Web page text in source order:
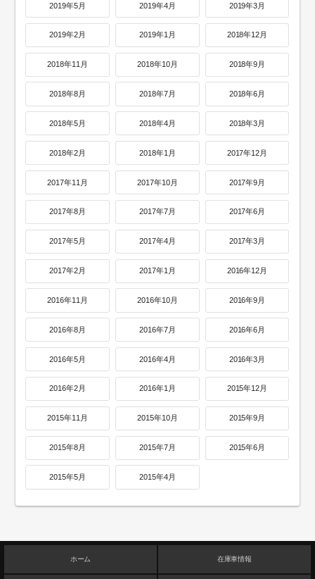
2019年5月 2019年4月 2019年3月
2019年2月 2019年1月 2018年12月
2018年11月 2018年10月 2018年9月
2018年8月 2018年7月 2018年6月
2018年5月 2018年4月 2018年3月
2018年2月 2018年1月 2017年12月
2017年11月 2017年10月 2017年9月
2017年8月 2017年7月 2017年6月
2017年5月 2017年4月 2017年3月
2017年2月 2017年1月 2016年12月
2016年11月 2016年10月 2016年9月
2016年8月 2016年7月 2016年6月
2016年5月 2016年4月 2016年3月
2016年2月 2016年1月 2015年12月
2015年11月 2015年10月 2015年9月
2015年8月 2015年7月 2015年6月
2015年5月 2015年4月
ホーム 在庫車情報